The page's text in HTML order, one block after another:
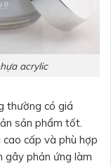
acrylic
thường có giá
sản phẩm tốt.
cao cấp và phù hợp
gây phản ứng làm